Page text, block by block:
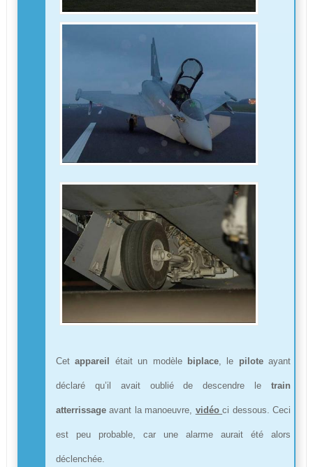
Cetappareil était un modèle biplace, le piloteayant
déclaré qu’il avait oublié de descendre letrain
atterrissageavant la manoeuvre, vidéoci dessous. Ceci
est peu probable, car une alarme aurait été alors
déclenchée.